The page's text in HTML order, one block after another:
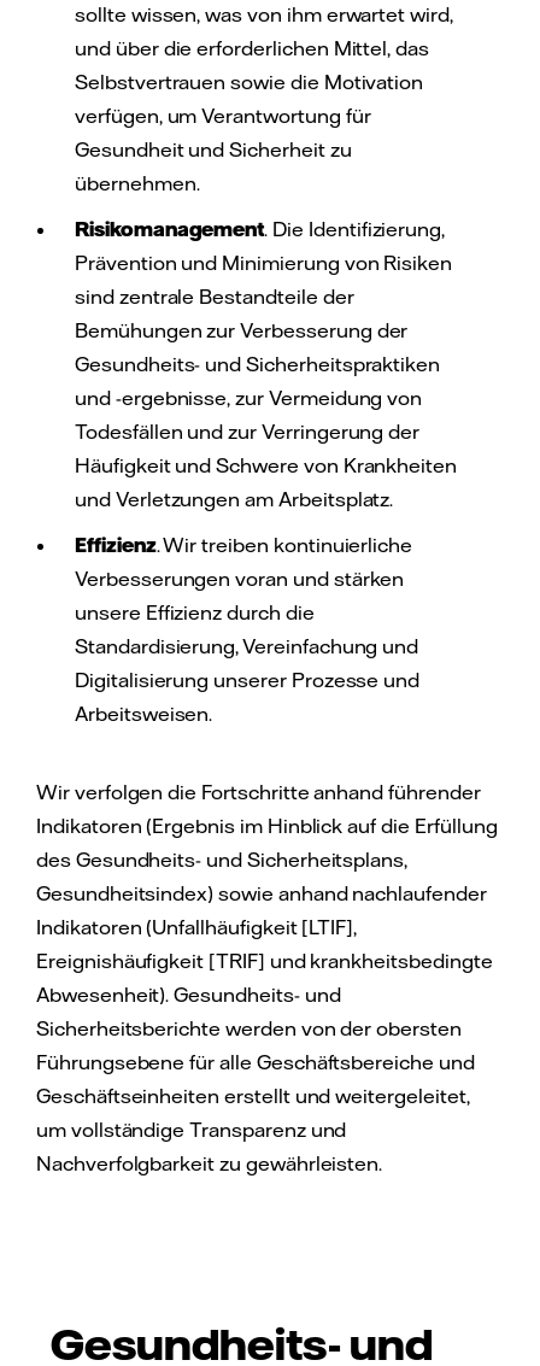
sollte wissen, was von ihm erwartet wird,
und über die erforderlichen Mittel, das
Selbstvertrauen sowie die Motivation
verfügen, um Verantwortung für
Gesundheit und Sicherheit zu
übernehmen.
Risikomanagement. Die Identifizierung,
Prävention und Minimierung von Risiken
sind zentrale Bestandteile der
Bemühungen zur Verbesserung der
Gesundheits- und Sicherheitspraktiken
und -ergebnisse, zur Vermeidung von
Todesfällen und zur Verringerung der
Häufigkeit und Schwere von Krankheiten
und Verletzungen am Arbeitsplatz.
Effizienz. Wir treiben kontinuierliche
Verbesserungen voran und stärken
unsere Effizienz durch die
Standardisierung, Vereinfachung und
Digitalisierung unserer Prozesse und
Arbeitsweisen.
Wir verfolgen die Fortschritte anhand führender
Indikatoren (Ergebnis im Hinblick auf die Erfüllung
des Gesundheits- und Sicherheitsplans,
Gesundheitsindex) sowie anhand nachlaufender
Indikatoren (Unfallhäufigkeit [LTIF],
Ereignishäufigkeit [TRIF] und krankheitsbedingte
Abwesenheit). Gesundheits- und
Sicherheitsberichte werden von der obersten
Führungsebene für alle Geschäftsbereiche und
Geschäftseinheiten erstellt und weitergeleitet,
um vollständige Transparenz und
Nachverfolgbarkeit zu gewährleisten.
Gesundheits- und